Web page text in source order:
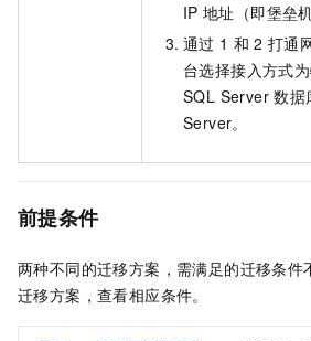
IP 地址（即堡垒
通过 1 和 2 打通
台选择接入方式
SQL Server 数据
Server。
前提条件
两种不同的迁移方案，需满足的迁移条件
迁移方案，查看相应条件。